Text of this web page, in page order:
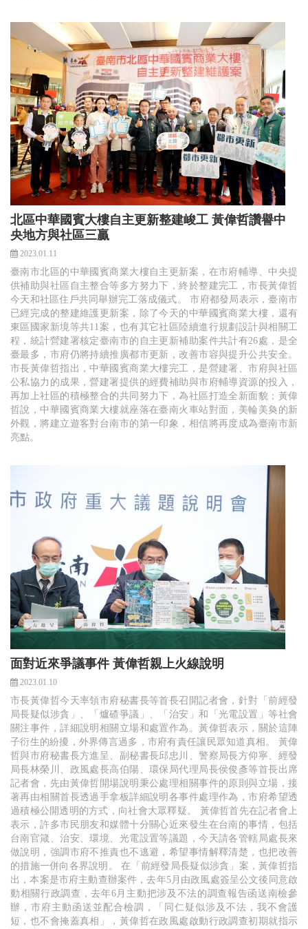
北區中華國賓大樓自主更新整建峻工 黃偉哲讚譽中
央地方與社區三贏
2023.01.11
臺南市北區的中華國賓商業大樓自主更新案，在市府輔導、中央提
供補助與社區自主整合等多方努力下，終於整建完工，市長黃偉哲
今天和社區住戶共同舉辦完工落成儀式。 市府都發局表示，臺南市
已經完成的整建維護更新案，除了今天的中華國賓商業大樓，還有
東區國家新境等共11案，也有其它社區陸續進行規劃設計與相關工
程，統計營建署核定臺南市的自主更新補助案件共計有26處，是全
臺最多，市府仍將持續推廣都市更新，改善市容與提升公共安全。
市長黃偉哲指出，中華國賓商業大樓完工，是營建署、市府與社區
公私協力的成果，營建署提供的經費補助與市府輔導資源的投入，
再加上社區的積極整合的共同努力下，為社區打造全新面貌；黃偉
哲說，中華國賓商業大樓就座落在臺南火車站對面，美輪美奐的新
外觀，將建立遊客對台南市的第一印象，相信將再度成為臺南市新
亮點。
面對近來爭議事件 黃偉哲親上火線說明
2023.01.10
市長黃偉哲今天率領市府秘書長等首長召開記者會，針對「前經發
局長疑似涉貪」、「爐碴爭議」、「治安」和「光電設置」等社會
關注事件，詳細說明相關立場和處置作為。黃偉哲表示，關於這陣
子衍生的紛擾，外界傳言過多，市府有責任讓民眾知道真相。 黃偉
哲與市府秘書長方進呈、副秘書長邱忠川、警察局長方仰寧、經發
局長林榮川、政風處長高伯陽、環保局代理局長侯俊彥等首長出席
記者會，先由黃偉哲開場說明秉公處理相關事件的原則與立場，接
著再由相關首長透過手拿板詳細說明各事件處理作為，市府希望透
過積極公開透明的方式，向社會大眾釋疑。 黃偉哲首先在記者會上
表示，許多市民朋友和媒體十分關心近來發生在台南的事情，包括
台南官箴、治安、環境、光電設置等議題，今天請各管轄局處長來
做說明，強調市府不推責也不逃避，希望事情解釋清楚，也把改善
的措施一併向各界說明。 在「前經發局長疑似涉貪」案，黃偉哲指
出，本案是市府主動查辦案件，去年5月由政風處簽呈公文後同意啟
動相關行政調查，去年6月主動把涉及不法的調查報告函送南檢參
辦，市府主動函送並配合檢調，「同仁疑似涉及不法，我不會護
短，也不會掩蓋真相」，黃偉哲在政風處啟動行政調查初期就指示